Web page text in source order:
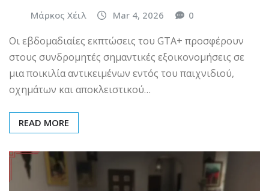
Μάρκος Χέιλ Mar 4, 2026 0
Οι εβδομαδιαίες εκπτώσεις του GTA+ προσφέρουν
στους συνδρομητές σημαντικές εξοικονομήσεις σε
μια ποικιλία αντικειμένων εντός του παιχνιδιού,
οχημάτων και αποκλειστικού…
READ MORE